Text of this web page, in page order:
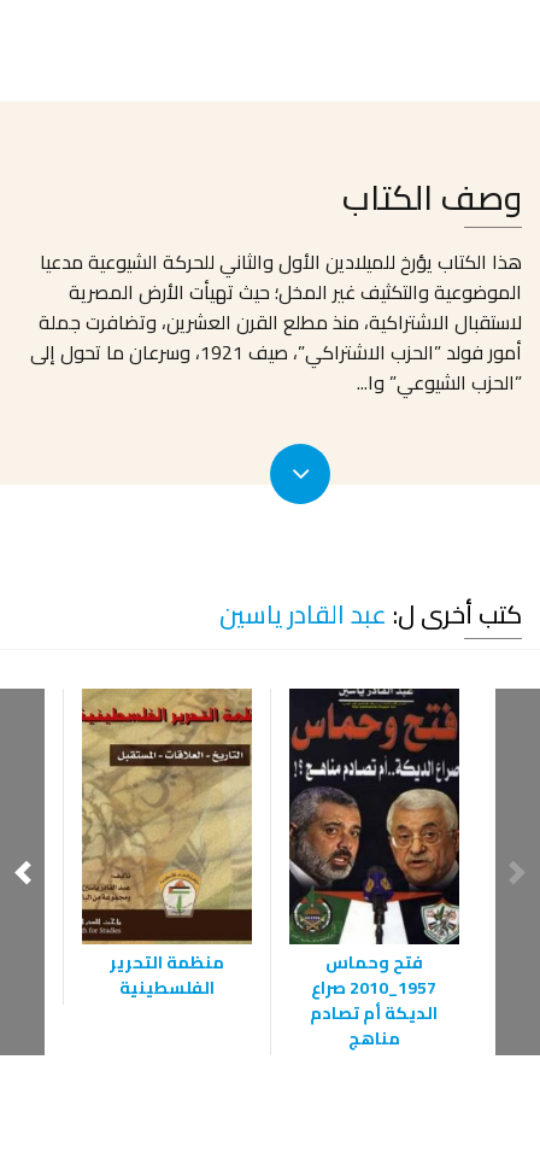
وصف الكتاب
هذا الكتاب يؤرخ للميلادين الأول والثاني للحركة الشيوعية مدعيا
الموضوعية والتكثيف غير المخل؛ حيث تهيأت الأرض المصرية
لاستقبال الاشتراكية، منذ مطلع القرن العشرين، وتضافرت جملة
أمور فولد ”الحزب الاشتراكي”، صيف 1921، وسرعان ما تحول إلى
”الحزب الشيوعي” وا...
كتب أخرى ل: عبد القادر ياسين
فتح وحماس
1957_2010 صراع
الديكة أم تصادم
مناهج
منظمة التحرير
الفلسطينية